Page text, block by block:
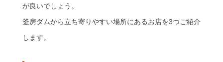
が良いでしょう。
釜房ダムから立ち寄りやすい場所にあるお店を3つご紹介
します。